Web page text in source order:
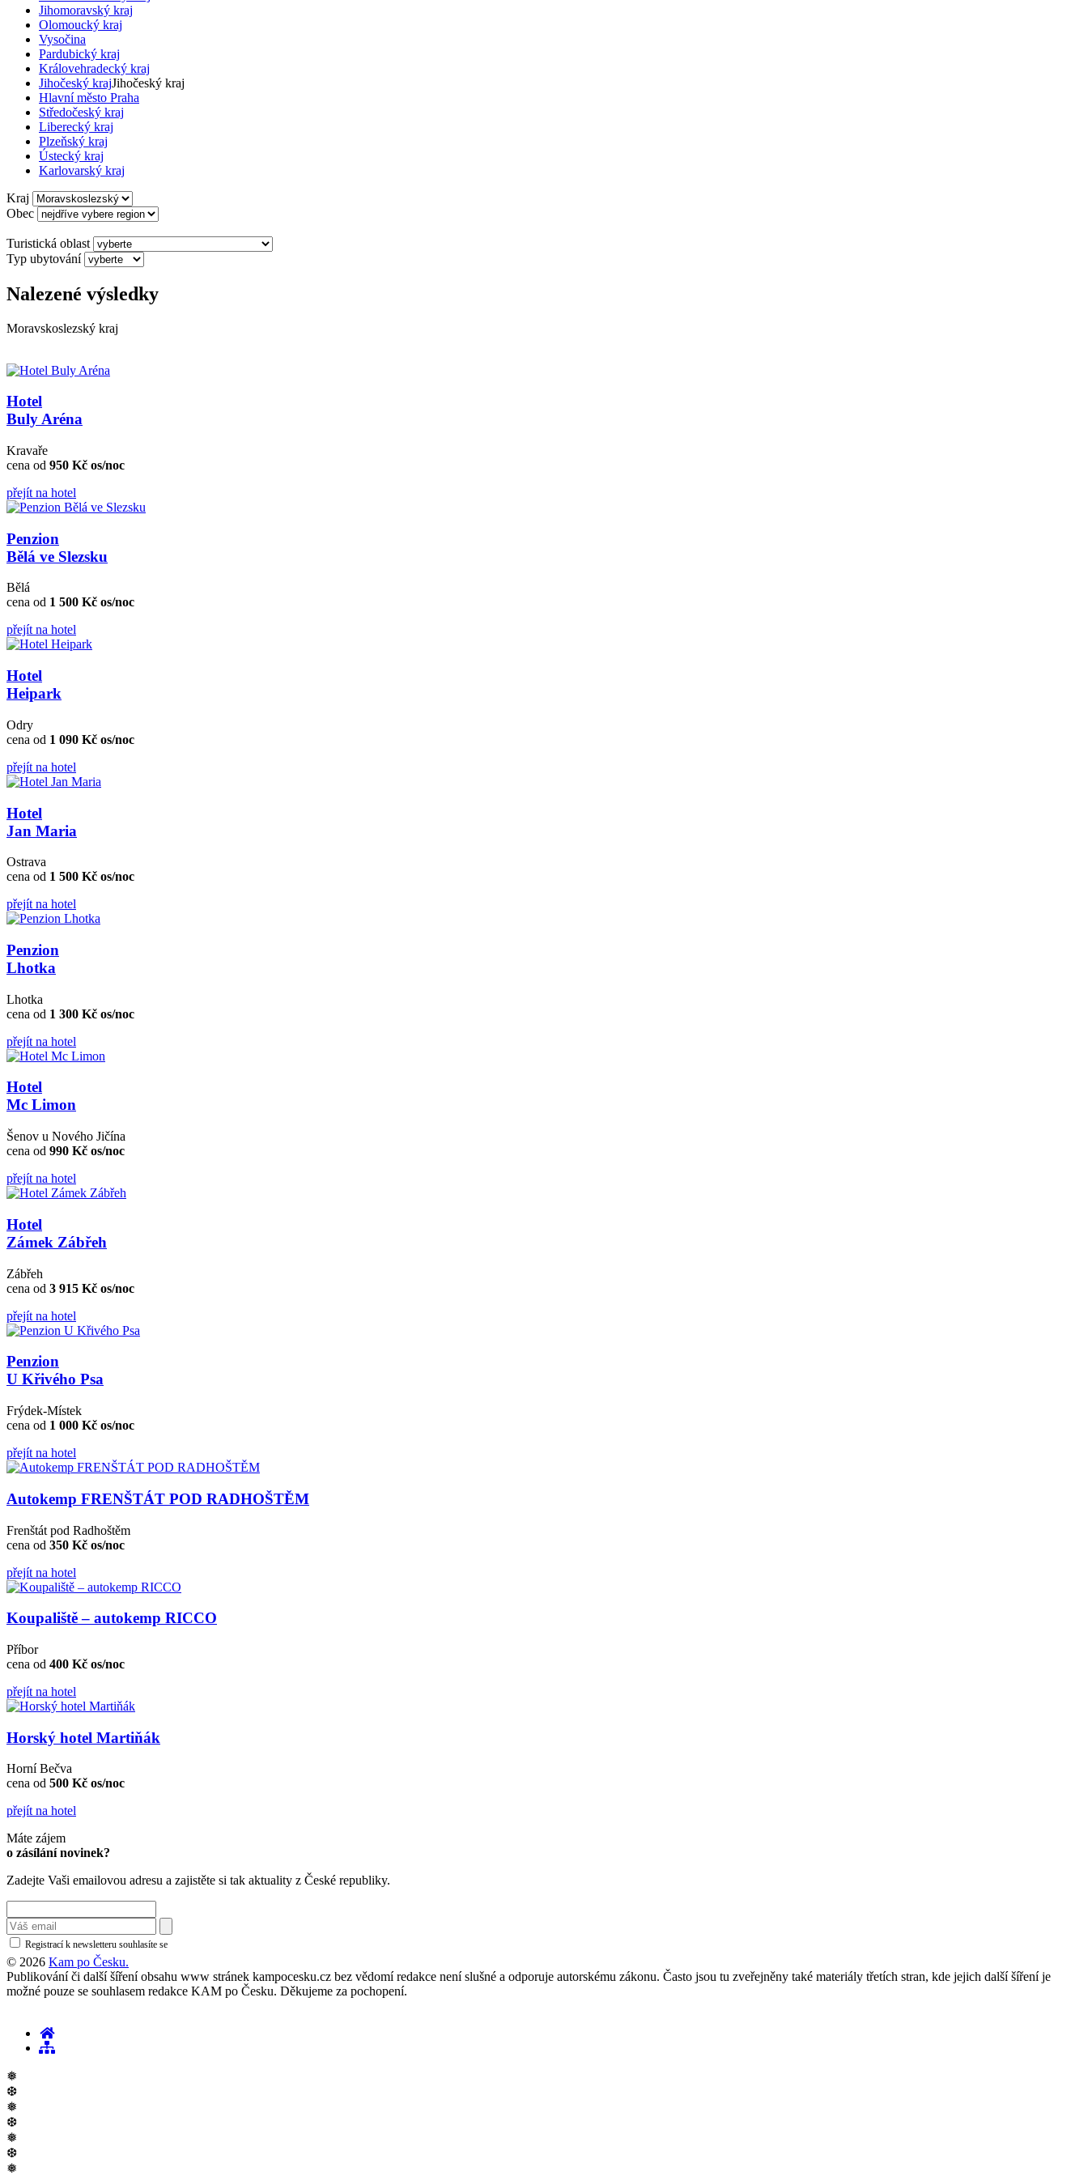
Jihomoravský kraj
Olomoucký kraj
Vysočina
Pardubický kraj
Královehradecký kraj
Jihočeský krajJihočeský kraj
Hlavní město Praha
Středočeský kraj
Liberecký kraj
Plzeňský kraj
Ústecký kraj
Karlovarský kraj
Kraj
Obec
Turistická oblast
Typ ubytování
Nalezené výsledky
Moravskoslezský kraj
Hotel
Buly Aréna
Kravaře
cena od 950 Kč os/noc
přejít na hotel
Penzion
Bělá ve Slezsku
Bělá
cena od 1 500 Kč os/noc
přejít na hotel
Hotel
Heipark
Odry
cena od 1 090 Kč os/noc
přejít na hotel
Hotel
Jan Maria
Ostrava
cena od 1 500 Kč os/noc
přejít na hotel
Penzion
Lhotka
Lhotka
cena od 1 300 Kč os/noc
přejít na hotel
Hotel
Mc Limon
Šenov u Nového Jičína
cena od 990 Kč os/noc
přejít na hotel
Hotel
Zámek Zábřeh
Zábřeh
cena od 3 915 Kč os/noc
přejít na hotel
Penzion
U Křivého Psa
Frýdek-Místek
cena od 1 000 Kč os/noc
přejít na hotel
Autokemp FRENŠTÁT POD RADHOŠTĚM
Frenštát pod Radhoštěm
cena od 350 Kč os/noc
přejít na hotel
Koupaliště – autokemp RICCO
Příbor
cena od 400 Kč os/noc
přejít na hotel
Horský hotel Martiňák
Horní Bečva
cena od 500 Kč os/noc
přejít na hotel
Máte zájem
o zásílání novinek?
Zadejte Vaši emailovou adresu a zajistěte si tak aktuality z České republiky.
Registrací k newsletteru souhlasíte se
© 2026 Kam po Česku.
Publikování či další šíření obsahu www stránek kampocesku.cz bez vědomí redakce není slušné a odporuje autorskému zákonu. Často jsou tu zveřejněny také materiály třetích stran, kde jejich další šíření je
možné pouze se souhlasem redakce KAM po Česku. Děkujeme za pochopení.
❅
❆
❅
❆
❅
❆
❅